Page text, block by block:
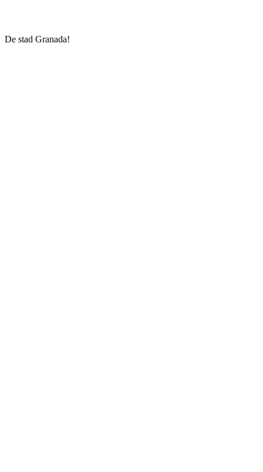
De stad Granada!